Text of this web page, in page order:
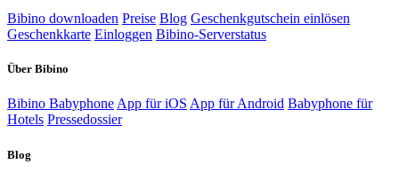
Bibino downloaden Preise Blog Geschenkgutschein einlösen
Geschenkkarte Einloggen Bibino-Serverstatus
Über Bibino
Bibino BabyphoneApp für iOS App für Android Babyphone für
Hotels Pressedossier
Blog